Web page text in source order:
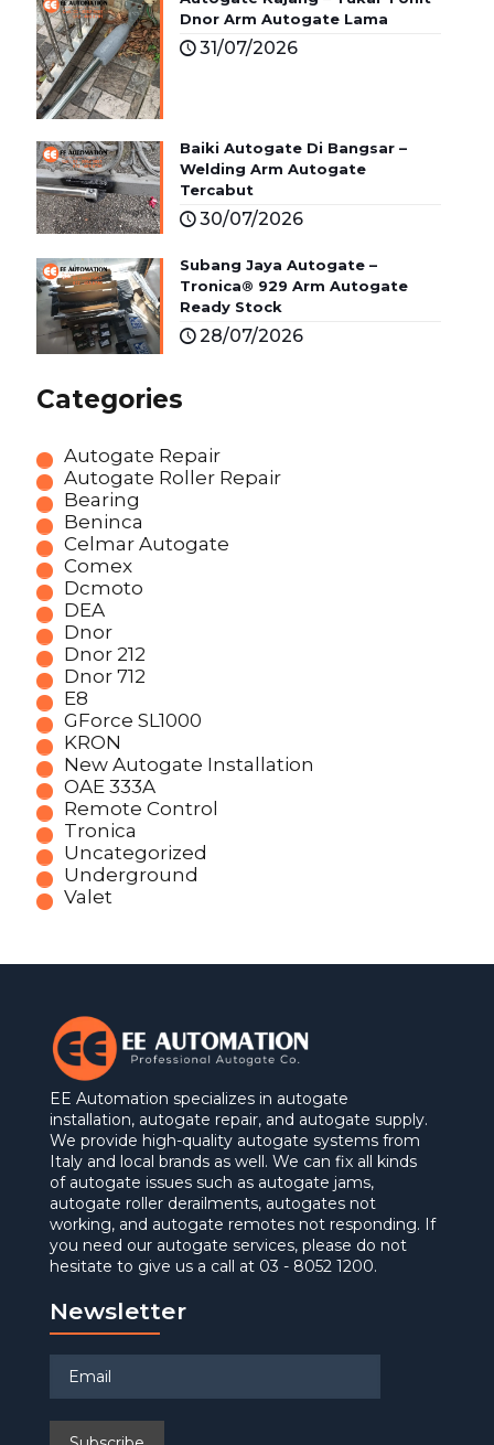
Dnor Arm Autogate Lama
31/07/2026
Baiki Autogate Di Bangsar –
Welding Arm Autogate
Tercabut
30/07/2026
Subang Jaya Autogate –
Tronica® 929 Arm Autogate
Ready Stock
28/07/2026
Categories
Autogate Repair
Autogate Roller Repair
Bearing
Beninca
Celmar Autogate
Comex
Dcmoto
DEA
Dnor
Dnor 212
Dnor 712
E8
GForce SL1000
KRON
New Autogate Installation
OAE 333A
Remote Control
Tronica
Uncategorized
Underground
Valet
EE Automation specializes in autogate
installation, autogate repair, and autogate supply.
We provide high-quality autogate systems from
Italy and local brands as well. We can fix all kinds
of autogate issues such as autogate jams,
autogate roller derailments, autogates not
working, and autogate remotes not responding. If
you need our autogate services, please do not
hesitate to give us a call at 03 - 8052 1200.
Newsletter